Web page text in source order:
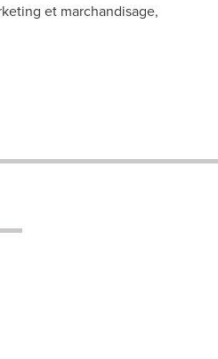
et marchandisage,